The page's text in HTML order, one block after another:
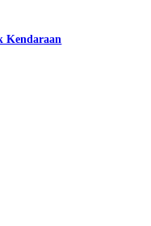
Kendaraan